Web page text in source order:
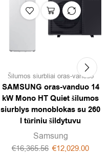
Šilumos siurbliai oras-vanduo
SAMSUNG oras-vanduo 14
kW Mono HT Quiet šilumos
siurblys monoblokas su 260
l tūriniu šildytuvu
Samsung
€16,365.56 €12,029.00